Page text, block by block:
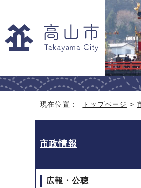
現在位置： トップページ >
市政情報
広報・公聴